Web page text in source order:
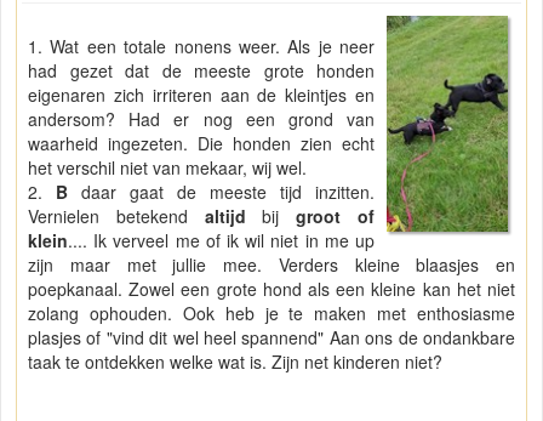
1. Wat een totale nonens weer. Als je neer
had gezet dat de meeste grote honden
eigenaren zich irriteren aan de kleintjes en
andersom? Had er nog een grond van
waarheid ingezeten. Die honden zien echt
het verschil niet van mekaar, wij wel.
2. B daar gaat de meeste tijd inzitten.
Vernielen betekend altijd bijgroot of
klein.... Ik verveel me of ik wil niet in me up
zijn maar met jullie mee. Verders kleine blaasjes en
poepkanaal. Zowel een grote hond als een kleine kan het niet
zolang ophouden. Ook heb je te maken met enthosiasme
plasjes of "vind dit wel heel spannend" Aan ons de ondankbare
taak te ontdekken welke wat is. Zijn net kinderen niet?